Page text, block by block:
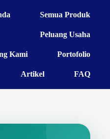
Semua Produk
Peluang Usaha
Kami Portofolio
Artikel FAQ